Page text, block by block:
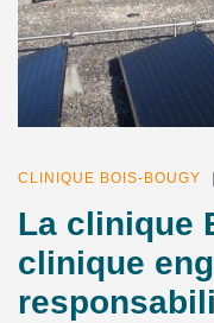
CLINIQUE BOIS-BOUGY
La clinique
clinique